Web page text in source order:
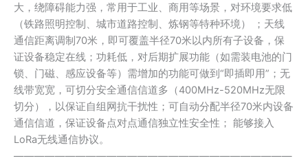
大，绕障碍能力强，常用于工业、商用等场景，对环境要求低
（铁路照明控制、城市道路控制、炼钢等特种环境） ；天线
通信距离调制70米，即可覆盖半径70米以内所有子设备，保
证设备稳定在线；功耗低，对后期扩展功能（如需装电池的门
锁、门磁、感应设备等）需增加的功能可做到“即插即用”；无
线带宽宽，可切分安全通信信道多（400MHz-520MHz无限
切分），以保证自组网抗干扰性；可自动分配半径70米内设备
通信信道，保证设备点对点通信独立性安全性； 能够接入
LoRa无线通信协议。
———————————————————————————